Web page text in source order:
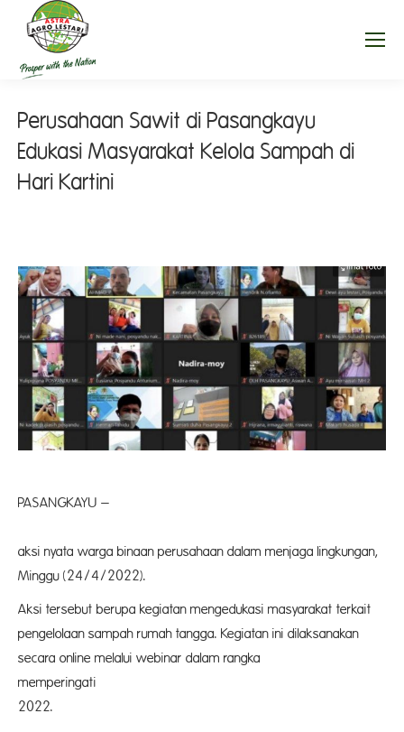
Perusahaan Sawit di Pasangkayu
Edukasi Masyarakat Kelola Sampah di
Hari Kartini
PASANGKAYU –
aksi nyata warga binaan perusahaan dalam menjaga lingkungan,
Minggu (24/4/2022).
Aksi tersebut berupa kegiatan mengedukasi masyarakat terkait
pengelolaan sampah rumah tangga. Kegiatan ini dilaksanakan
secara online melalui webinar dalam rangka
2022.